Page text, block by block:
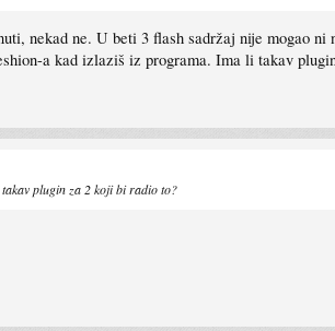
nekad ne. U beti 3 flash sadržaj nije mogao
a kad izlaziš iz programa. Ima li takav
plugin za 2 koji bi radio to?